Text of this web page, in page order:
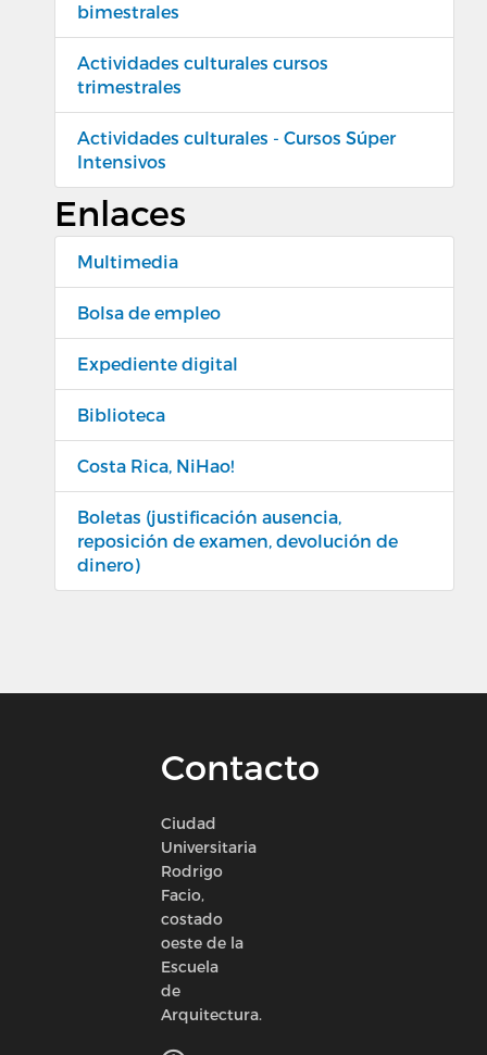
bimestrales
Actividades culturales cursos
trimestrales
Actividades culturales - Cursos Súper
Intensivos
Enlaces
Multimedia
Bolsa de empleo
Expediente digital
Biblioteca
Costa Rica, NiHao!
Boletas (justificación ausencia,
reposición de examen, devolución de
dinero)
Contacto
Ciudad
Universitaria
Rodrigo
Facio,
costado
oeste de la
Escuela
de
Arquitectura.